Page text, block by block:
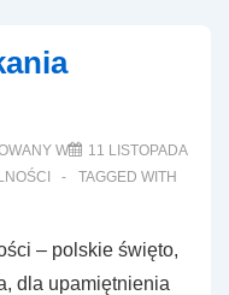
W
11 LISTOPADA
TAGGED WITH
– polskie święto,
dla upamiętnienia